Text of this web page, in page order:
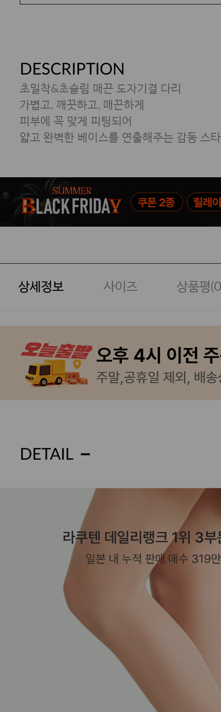
DESCRIPTION
초밀착&초슬림 매끈 도자기결 다리
가볍고, 깨끗하고, 매끈하게
피부에 꼭 맞게 피팅되어
얇고 완벽한 베이스를 연출해주는 감동 스
상세정보 사이즈 상품평(0
DETAIL